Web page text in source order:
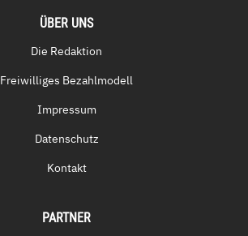
ÜBER UNS
Die Redaktion
Freiwilliges Bezahlmodell
Impressum
Datenschutz
Kontakt
PARTNER